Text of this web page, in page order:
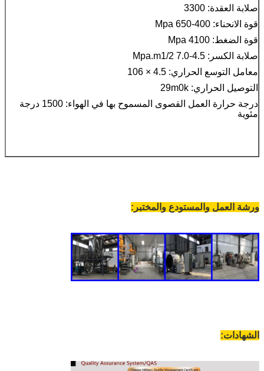
صلابة العقدة: 3300
قوة الانحناء: 400-650 Mpa
قوة الضغط: 4100 Mpa
صلابة الكسر: 4.5-7.0 Mpa.m1/2
معامل التوسع الحراري: 4.5 × 106
التوصيل الحراري: 29m0k
درجة حرارة العمل القصوى المسموح بها في الهواء: 1500 درجة
مئوية
ورشة العمل والمستودع والمختبر:
الشهادات: